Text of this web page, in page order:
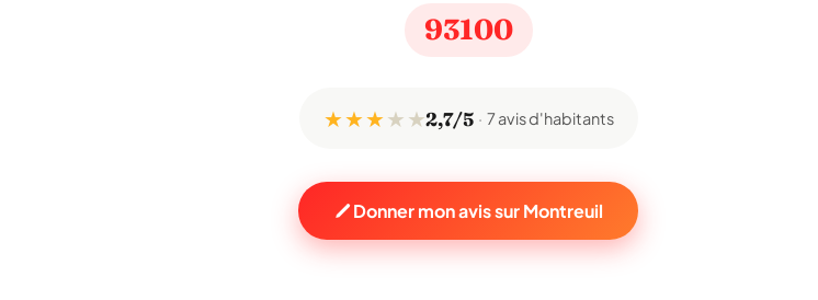
93100
★ ★ ★★ ★2,7/5 7 avis d'habitants
Donner mon avis sur Montreuil